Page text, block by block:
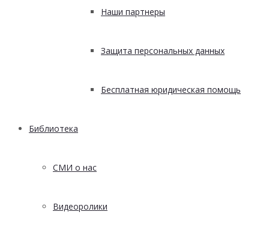
Наши партнеры
Защита персональных данных
Бесплатная юридическая помощь
Библиотека
СМИ о нас
Видеоролики